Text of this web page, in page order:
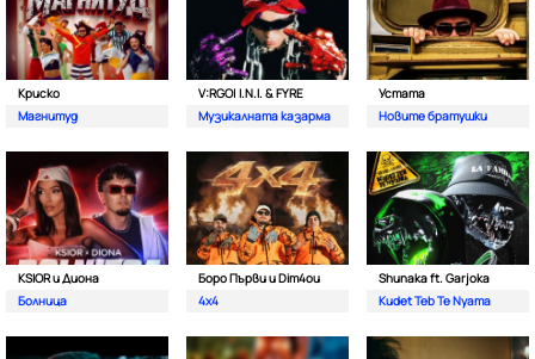
Криско
Магнитуд
V:RGO| I.N.I. & FYRE
Музикалната казарма
Устата
Новите братушки
KSIOR и Диона
Болница
Боро Първи и Dim4ou
4x4
Shunaka ft. Garjoka
Kudet Teb Te Nyama